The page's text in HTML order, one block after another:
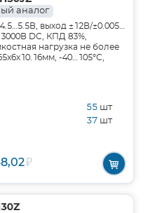
аналог
выход ±12В/±0.005…
DC, КПД 83%,
нагрузка не более
-40…105°C,
55 шт
37 шт
₽